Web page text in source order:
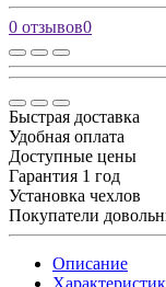
0 отзывов0
Быстрая доставка
Удобная оплата
Доступные цены
Гарантия 1 год
Установка чехлов
Покупатели
Описание